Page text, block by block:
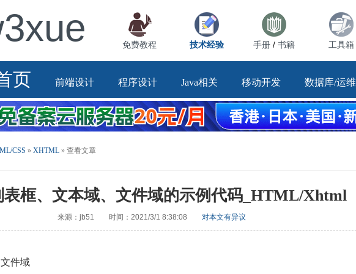
免费教程 技术经验 手册 / 书籍 工具箱
页 前端设计 程序设计 Java相关 移动开发 数据库/运维
CSS » XHTML » 查看文章
框、文本域、文件域的示例代码_HTML/Xhtml
来源：jb51 时间：2021/3/1 8:38:08 对本文有异议
件域